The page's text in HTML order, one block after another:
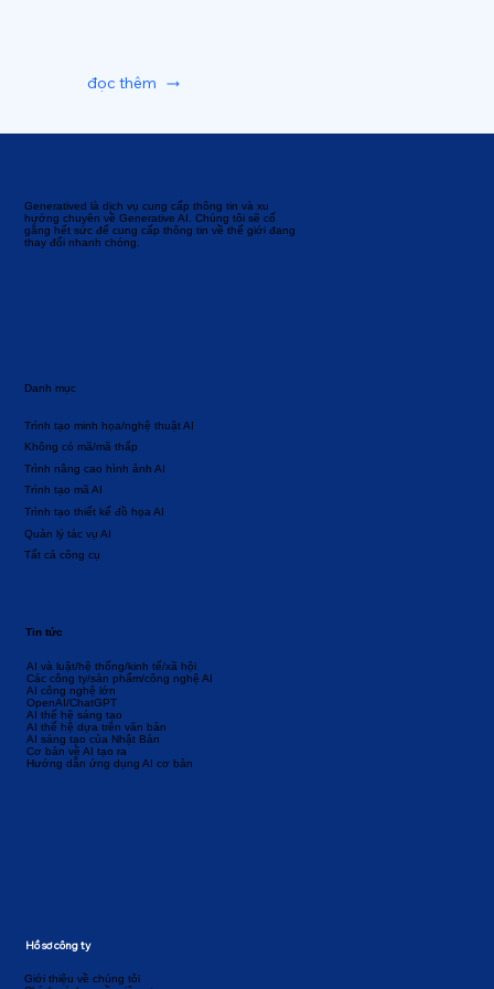
Generatived là dịch vụ cung cấp thông tin và xu
hướng chuyên về Generative AI. Chúng tôi sẽ cố
gắng hết sức để cung cấp thông tin về thế giới đang
thay đổi nhanh chóng.
Danh mục
Tất cả công cụ
Quản lý tác vụ AI
Trình tạo thiết kế đồ họa AI
Không có mã/mã thấp
Trình tạo mã AI
Trình nâng cao hình ảnh AI
Trình tạo minh họa/nghệ thuật AI
AI và luật/hệ thống/kinh tế/xã hội
Các công ty/sản phẩm/công nghệ AI
AI công nghệ lớn
OpenAI/ChatGPT
AI thế hệ sáng tạo
AI thế hệ dựa trên văn bản
AI sáng tạo của Nhật Bản
Cơ bản về AI tạo ra
Hướng dẫn ứng dụng AI cơ bản
Tin tức
Giới thiệu về chúng tôi
Hồ sơ công ty
đọc thêm